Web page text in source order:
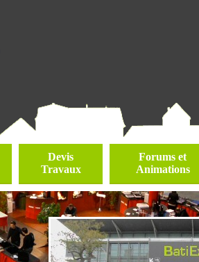
Devis
Travaux
Forums et
Animations